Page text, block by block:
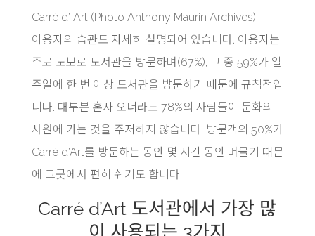
Carré d’ Art (Photo Anthony Maurin Archives).
이용자의 습관도 자세히 설명되어 있습니다. 이용자는
주로 도보로 도서관을 방문하며(67%), 그 중 59%가 일
주일에 한 번 이상 도서관을 방문하기 때문에 규칙적입
니다. 대부분 혼자 오더라도 78%의 사람들이 문화의
사원에 가는 것을 주저하지 않습니다. 방문객의 50%가
Carré d’Art를 방문하는 동안 몇 시간 동안 머물기 때문
에 그곳에서 편히 쉬기도 합니다.
Carré d’Art 도서관에서 가장 많